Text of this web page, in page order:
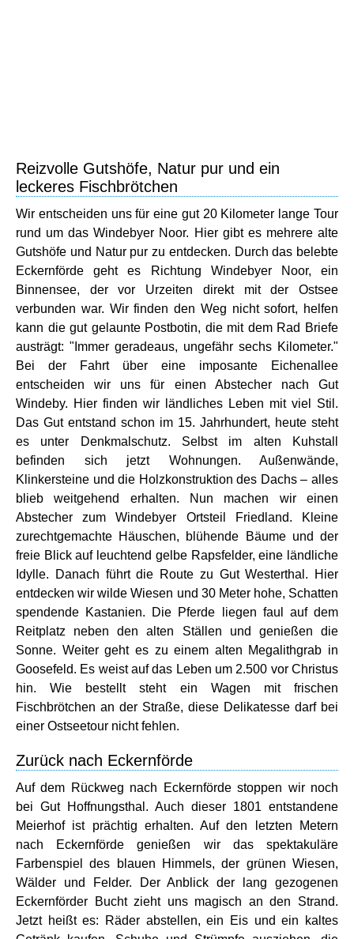
Reizvolle Gutshöfe, Natur pur und ein
leckeres Fischbrötchen
Wir entscheiden uns für eine gut 20 Kilometer lange Tour
rund um das Windebyer Noor. Hier gibt es mehrere alte
Gutshöfe und Natur pur zu entdecken. Durch das belebte
Eckernförde geht es Richtung Windebyer Noor, ein
Binnensee, der vor Urzeiten direkt mit der Ostsee
verbunden war. Wir finden den Weg nicht sofort, helfen
kann die gut gelaunte Postbotin, die mit dem Rad Briefe
austrägt: "Immer geradeaus, ungefähr sechs Kilometer."
Bei der Fahrt über eine imposante Eichenallee
entscheiden wir uns für einen Abstecher nach Gut
Windeby. Hier finden wir ländliches Leben mit viel Stil.
Das Gut entstand schon im 15. Jahrhundert, heute steht
es unter Denkmalschutz. Selbst im alten Kuhstall
befinden sich jetzt Wohnungen. Außenwände,
Klinkersteine und die Holzkonstruktion des Dachs – alles
blieb weitgehend erhalten. Nun machen wir einen
Abstecher zum Windebyer Ortsteil Friedland. Kleine
zurechtgemachte Häuschen, blühende Bäume und der
freie Blick auf leuchtend gelbe Rapsfelder, eine ländliche
Idylle. Danach führt die Route zu Gut Westerthal. Hier
entdecken wir wilde Wiesen und 30 Meter hohe, Schatten
spendende Kastanien. Die Pferde liegen faul auf dem
Reitplatz neben den alten Ställen und genießen die
Sonne. Weiter geht es zu einem alten Megalithgrab in
Goosefeld. Es weist auf das Leben um 2.500 vor Christus
hin. Wie bestellt steht ein Wagen mit frischen
Fischbrötchen an der Straße, diese Delikatesse darf bei
einer Ostseetour nicht fehlen.
Zurück nach Eckernförde
Auf dem Rückweg nach Eckernförde stoppen wir noch
bei Gut Hoffnungsthal. Auch dieser 1801 entstandene
Meierhof ist prächtig erhalten. Auf den letzten Metern
nach Eckernförde genießen wir das spektakuläre
Farbenspiel des blauen Himmels, der grünen Wiesen,
Wälder und Felder. Der Anblick der lang gezogenen
Eckernförder Bucht zieht uns magisch an den Strand.
Jetzt heißt es: Räder abstellen, ein Eis und ein kaltes